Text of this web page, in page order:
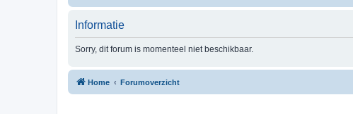
Informatie
Sorry, dit forum is momenteel niet beschikbaar.
Home Forumoverzicht